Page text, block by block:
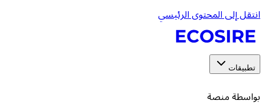
انتقل إلى المحتوى الرئيسي
تطبيقات
بواسطة منصة